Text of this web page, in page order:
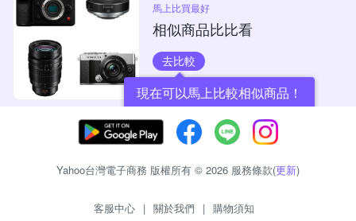
馬上比買最好
相似商品比比看
去比較
現在可以馬上比較相似商品！
Yahoo台灣電子商務 版權所有 © 2026 服務條款(更新)
客服中心 | 關於我們 | 購物須知